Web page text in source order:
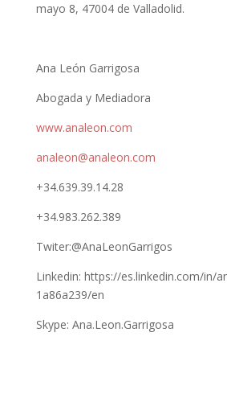
mayo 8, 47004 de Valladolid.
Ana León Garrigosa
Abogada y Mediadora
www.analeon.com
analeon@analeon.com
+34.639.39.14.28
+34.983.262.389
Twiter:@AnaLeonGarrigos
Linkedin: https://es.linkedin.com/in/
1a86a239/en
Skype: Ana.Leon.Garrigosa